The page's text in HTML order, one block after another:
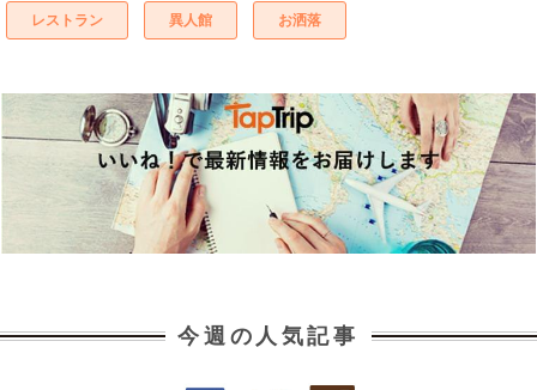
レストラン 異人館 お洒落
今週の人気記事